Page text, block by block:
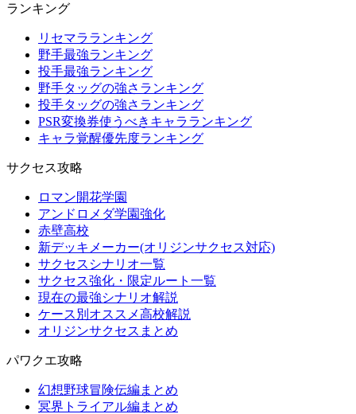
ランキング
リセマラランキング
野手最強ランキング
投手最強ランキング
野手タッグの強さランキング
投手タッグの強さランキング
PSR変換券使うべきキャラランキング
キャラ覚醒優先度ランキング
サクセス攻略
ロマン開花学園
アンドロメダ学園強化
赤壁高校
新デッキメーカー(オリジンサクセス対応)
サクセスシナリオ一覧
サクセス強化・限定ルート一覧
現在の最強シナリオ解説
ケース別オススメ高校解説
オリジンサクセスまとめ
パワクエ攻略
幻想野球冒険伝編まとめ
冥界トライアル編まとめ